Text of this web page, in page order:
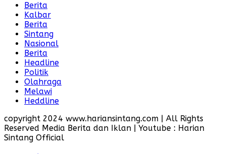
Berita
Kalbar
Berita
Sintang
Nasional
Berita
Headline
Politik
Olahraga
Melawi
Heddline
copyright 2024 www.hariansintang.com | All Rights
Reserved Media Berita dan Iklan | Youtube : Harian
Sintang Official